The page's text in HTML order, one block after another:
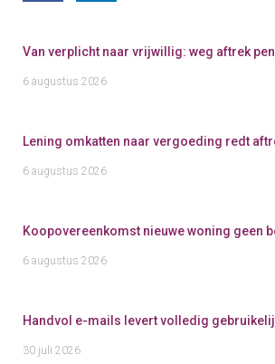
Van verplicht naar vrijwillig: weg aftrek
6 augustus 2026
Lening omkatten naar vergoeding redt
6 augustus 2026
Koopovereenkomst nieuwe woning geen
6 augustus 2026
Handvol e-mails levert volledig
30 juli 2026